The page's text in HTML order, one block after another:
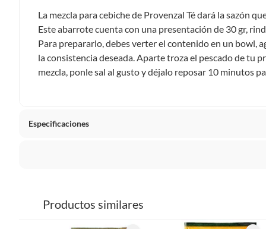
La mezcla para cebiche de Provenzal Té dará la sazón
Este abarrote cuenta con una presentación de 30 gr,
Para prepararlo, debes verter el contenido en un bowl,
la consistencia deseada. Aparte troza el pescado de tu
mezcla, ponle sal al gusto y déjalo reposar 10 minutos
Especificaciones
pueden devolver ni cambiar. Conoce cuáles son:
Productos similares